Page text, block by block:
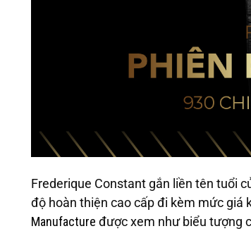
Frederique Constant gắn liền tên tuổi
độ hoàn thiện cao cấp đi kèm mức giá
Manufacture được xem như biểu tượng